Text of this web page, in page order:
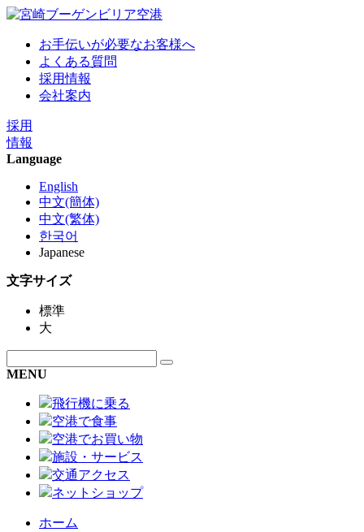
お手伝いが必要なお客様へ
よくある質問
採用情報
会社案内
採用
情報
Language
English
中文(簡体)
中文(繁体)
한국어
Japanese
文字サイズ
標準
大
MENU
飛行機に乗る
空港で食事
空港でお買い物
施設・サービス
交通アクセス
ネットショップ
ホーム